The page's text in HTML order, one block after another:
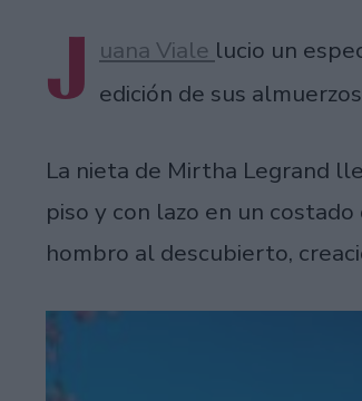
J uana Viale lucio un
edición de sus
La nieta de Mirtha Legrand
piso y con lazo en un
hombro al descubierto,